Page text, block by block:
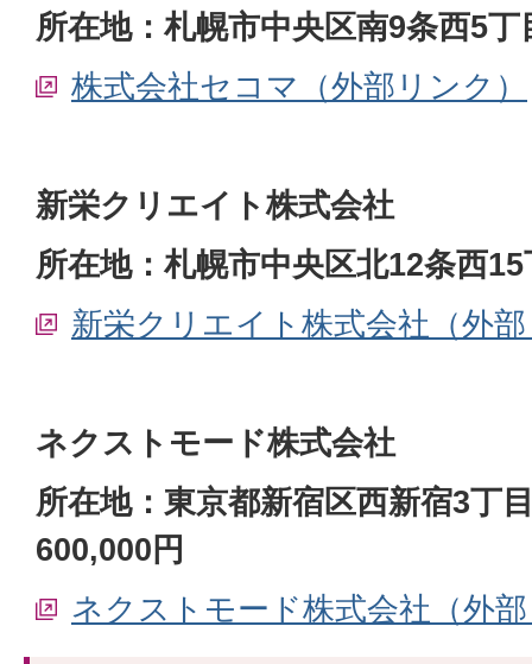
所在地：札幌市中央区南9条西5丁
株式会社セコマ（外部リンク）
新栄クリエイト株式会社
所在地：札幌市中央区北12条西
新栄クリエイト株式会社（外
ネクストモード株式会社
所在地：東京都新宿区西新宿3丁
600,000円
ネクストモード株式会社（外